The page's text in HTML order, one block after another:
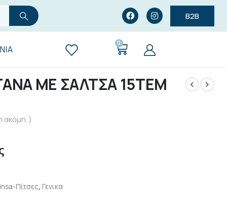
B2B
0
ΜΕ ΣΑΛΤΣΑ 15ΤΕΜ
ακόμη. )
Πίτσες, Γενικα